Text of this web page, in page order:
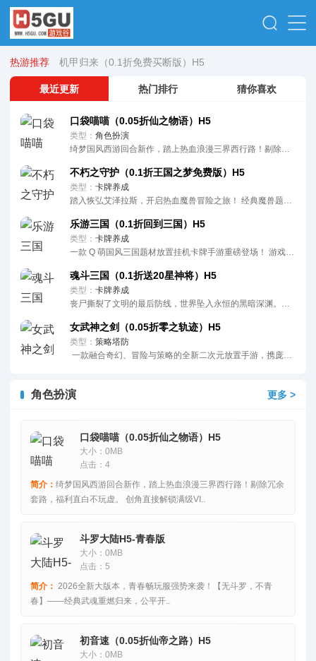
热游推荐 机甲归来（0.1折免费买断版）H5
剑与火之歌（0.05折免费版领万抽）H5
最近更新 热门排行 猜你喜欢
口袋喵喵（0.05折仙之物语）H5
类型： 角色扮演
绮梦国风西游回合新作，踏上热血浪漫三界西行路！剔除冗余套路，福利直白不玩虚。 创角直接解锁满级VI..
不朽之守护（0.1折王国之梦免费版）H5
类型： 卡牌养成
踏入恢弘艾泽拉斯，开启热血魔兽冒险之旅！ 经典魔兽题材融合策略养成、阵容搭配与即时激战，化身大陆英..
乐游三国（0.1折回到三国）H5
类型： 卡牌养成
一款 Q 萌国风三国题材放置挂机卡牌手游重磅登场！ 游戏主打休闲离线挂机玩法，冒险关卡自动作战，离..
魂斗三国（0.1折送20星神将）H5
类型： 卡牌养成
丧尸撕裂了文明的最后防线，世界坠入永恒的黑暗深渊。而在时空裂隙的最深处，沉睡千年的三国英灵应劫苏醒..
女武神之剑（0.05折零之轨迹）H5
类型： 策略塔防
一款融合奇幻、冒险与策略的全新二次元放置手游，携庞大独特的世界观重磅来袭！这里藏着丰富..
角色扮演 更多 >
口袋喵喵（0.05折仙之物语）H5
大小：0MB
点击：4
简介： 绮梦国风西游回合新作，踏上热血浪漫三界西行路！剔除冗余
套路，福利直白不玩虚。 创角直接解锁满级VI..
斗罗大陆H5-青春版
大小：0MB
点击：5
简介： 2026全新大版本，青春畅玩服强势来袭！【无斗罗，不青
春】——经典武魂重燃归来，公平开..
初音速（0.05折仙帝之路）H5
大小：0MB